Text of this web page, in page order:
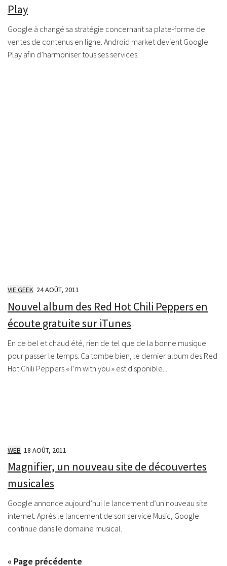
Play
Google à changé sa stratégie concernant sa plate-forme de
ventes de contenus en ligne. Android market devient Google
Play afin d’harmoniser tous ses services.
VIE GEEK 24 AOÛT, 2011
Nouvel album des Red Hot Chili Peppers en
écoute gratuite sur iTunes
En ce bel et chaud été, rien de tel que de la bonne musique
pour passer le temps. Ca tombe bien, le dernier album des Red
Hot Chili Peppers « I’m with you » est disponible...
WEB 18 AOÛT, 2011
Magnifier, un nouveau site de découvertes
musicales
Google annonce aujourd’hui le lancement d’un nouveau site
internet. Après le lancement de son service Music, Google
continue dans le domaine musical.
« Page précédente